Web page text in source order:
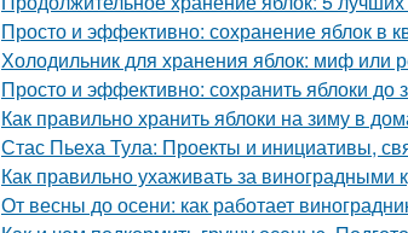
Просто и эффективно: сохранение яблок в
Холодильник для хранения яблок: миф или
Просто и эффективно: сохранить яблоки до
Как правильно хранить яблоки на зиму в
Стас Пьеха Тула: Проекты и инициативы,
Как правильно ухаживать за
От весны до осени: как работает